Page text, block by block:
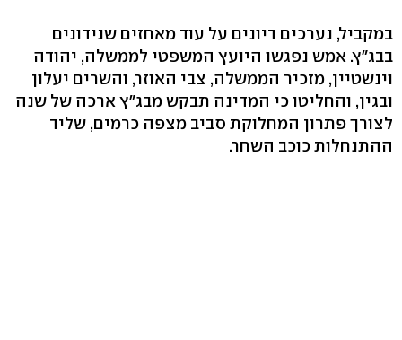
במקביל, נערכים דיונים על עוד מאחזים שנידונים
בבג"ץ. אמש נפגשו היועץ המשפטי לממשלה, יהודה
וינשטיין, מזכיר הממשלה, צבי האוזר, והשרים יעלון
ובגין, והחליטו כי המדינה תבקש מבג"ץ ארכה של שנה
לצורך פתרון המחלוקת סביב מצפה כרמים, שליד
ההתנחלות כוכב השחר.